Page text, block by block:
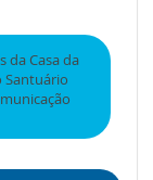
da Casa da
Santuário